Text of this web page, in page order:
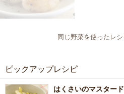
同じ野菜を使ったレ
ピックアップレシピ
はくさいのマスター